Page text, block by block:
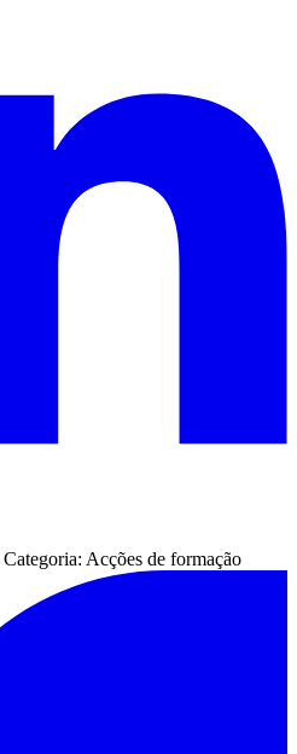
Categoria: Acções de formação